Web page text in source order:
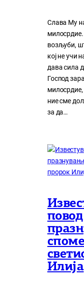
Слава Му
возљуби,
кој нe учи
дава сила
Господ
милосрдие,
ние сме
за да…
повод
Илија